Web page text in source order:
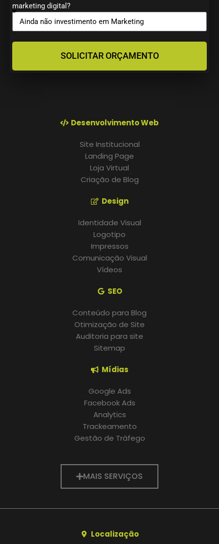
marketing digital?
SOLICITAR ORÇAMENTO
Desenvolvimento Web
Site Institucional
Landing Page
Loja Virtual
Criação de Blog
Design
Identidade Visual
Logotipo
Impressos
Comunicação Visual
Vídeos
SEO
Conteúdo para Blog
Otimização de Site
Auditoria para site
Sitemap
Mídias
Google Ads
Facebook Ads
Analytics
Trackeamento
Gestão de Tráfego
MAIS SERVIÇOS
Localização